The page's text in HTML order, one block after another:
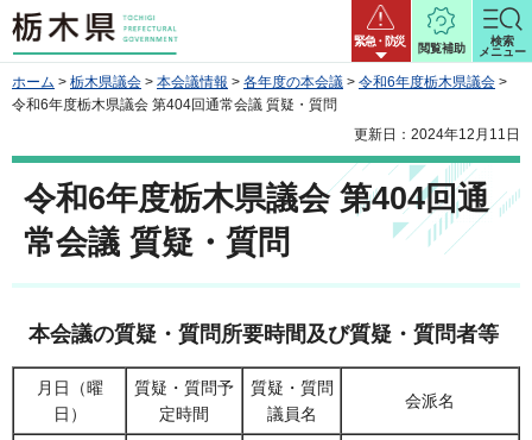
栃木県 緊急・防災
閲覧補助
検索
メニュー
ホーム > 栃木県議会 > 本会議情報 > 各年度の本会議 > 令和6年度栃木県議会 >
令和6年度栃木県議会 第404回通常会議 質疑・質問
更新日：2024年12月11日
令和6年度栃木県議会 第404回通
常会議 質疑・質問
本会議の質疑・質問所要時間及び質疑・質問者等
月日（曜
日）
質疑・質問予
定時間
質疑・質問
議員名
会派名